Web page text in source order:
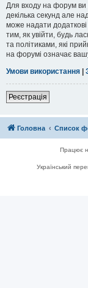
Для входу на форум ви
декілька секунд але
може надати
тим, як увійти, будь
та політиками, які
на форумі означає
Умови використання |
Реєстрація
Головна Список
Працює
Український